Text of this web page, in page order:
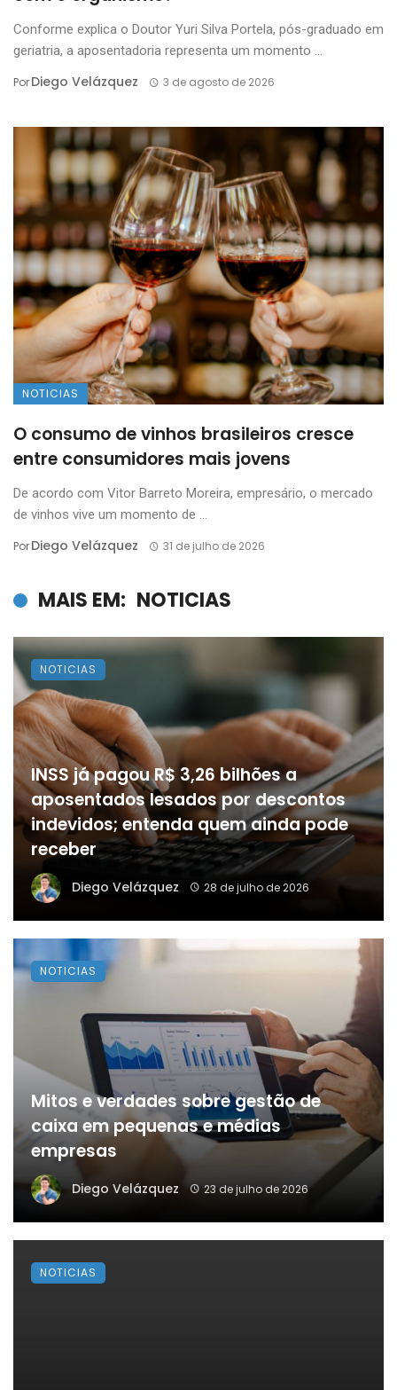
Conforme explica o Doutor Yuri Silva Portela, pós-graduado em
geriatria, a aposentadoria representa um momento ...
PorDiego Velázquez 3 de agosto de 2026
NOTICIAS
O consumo de vinhos brasileiros cresce
entre consumidores mais jovens
De acordo com Vitor Barreto Moreira, empresário, o mercado
de vinhos vive um momento de ...
PorDiego Velázquez 31 de julho de 2026
MAIS EM: NOTICIAS
INSS já pagou R$ 3,26 bilhões a
aposentados lesados por descontos
indevidos; entenda quem ainda pode
receber
Diego Velázquez 28 de julho de 2026
NOTICIAS
Mitos e verdades sobre gestão de
caixa em pequenas e médias
empresas
Diego Velázquez 23 de julho de 2026
NOTICIAS
NOTICIAS